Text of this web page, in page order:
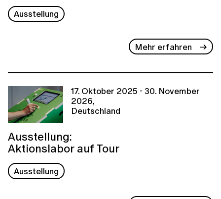
Ausstellung
Mehr erfahren
17. Oktober 2025 - 30. November
2026,
Deutschland
Ausstellung:
Aktionslabor auf Tour
Ausstellung